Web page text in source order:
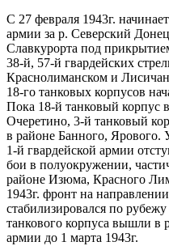
С 27 февраля 1943г.
армии за р. Северский
Славкурорта под
38-й, 57-й гвардейских
Краснолиманском и
18-го танковых корпусов
Пока 18-й танковый корпус
Очеретино, 3-й танковый
в районе Банного, Ярового.
1-й гвардейской армии
бои в полуокружении,
районе Изюма, Красного
1943г. фронт на
стабилизировался по
танкового корпуса вышли в
армии до 1 марта 1943г.